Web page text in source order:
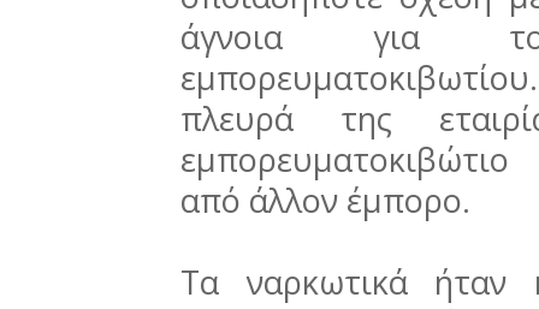
άγνοια για
πλευρά της
από άλλον έμπορο.
Τα ναρκωτικά ήταν